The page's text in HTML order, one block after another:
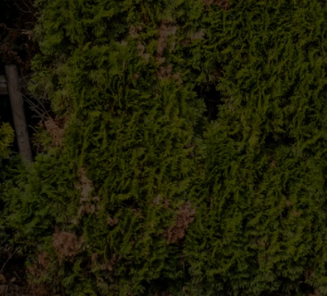
dat ze in de toekomst weer terugkomen, moet je
hebben, zullen niet meer uitlopen,